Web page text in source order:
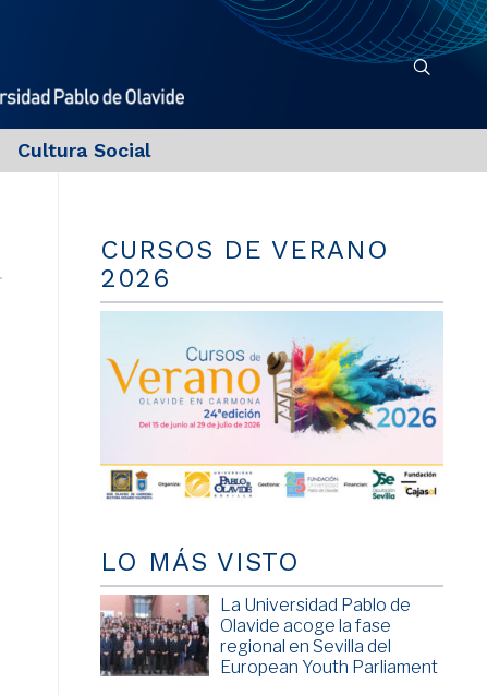
Cultura Social
CURSOS DE VERANO
2026
LO MÁS VISTO
La Universidad Pablo de
Olavide acoge la fase
regional en Sevilla del
European Youth Parliament